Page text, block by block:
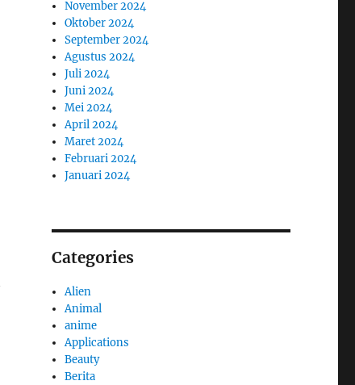
November 2024
Oktober 2024
September 2024
Agustus 2024
Juli 2024
Juni 2024
Mei 2024
April 2024
Maret 2024
Februari 2024
Januari 2024
Categories
Alien
Animal
anime
Applications
Beauty
Berita